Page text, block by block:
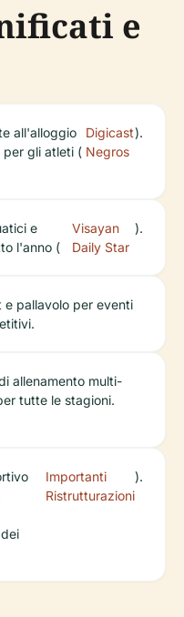
e
all'alloggio
per gli atleti (
Digicast
Negros
).
e
l'anno (
Visayan
Daily Star
).
e pallavolo per eventi
allenamento multi-
tutte le stagioni.
Importanti
Ristrutturazioni
).